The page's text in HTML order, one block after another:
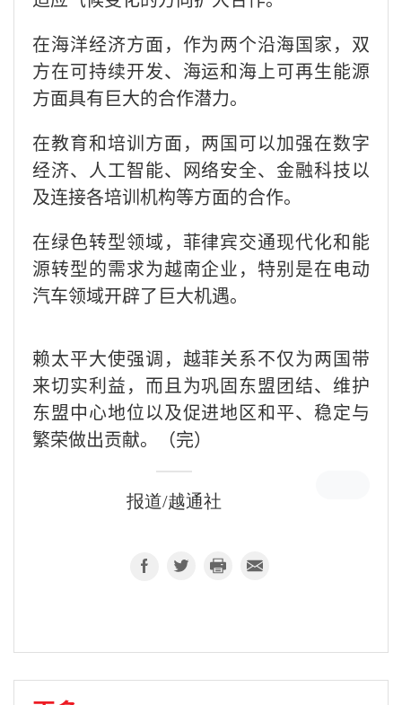
在海洋经济方面，作为两个沿海国家，双
方在可持续开发、海运和海上可再生能源
方面具有巨大的合作潜力。
在教育和培训方面，两国可以加强在数字
经济、人工智能、网络安全、金融科技以
及连接各培训机构等方面的合作。
在绿色转型领域，菲律宾交通现代化和能
源转型的需求为越南企业，特别是在电动
汽车领域开辟了巨大机遇。
赖太平大使强调，越菲关系不仅为两国带
来切实利益，而且为巩固东盟团结、维护
东盟中心地位以及促进地区和平、稳定与
繁荣做出贡献。（完）
报道/越通社